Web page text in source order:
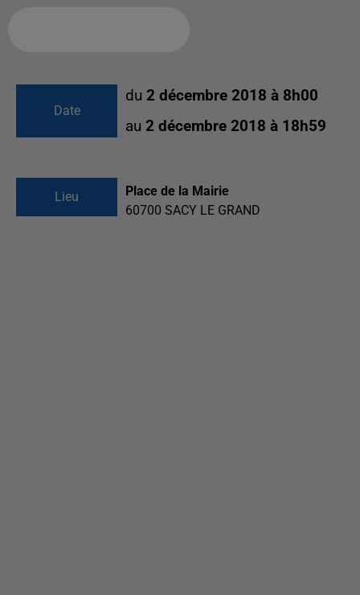
Date
du 2 décembre 2018 à 8h00
au 2 décembre 2018 à 18h59
Lieu
Place de la Mairie
60700 SACY LE GRAND